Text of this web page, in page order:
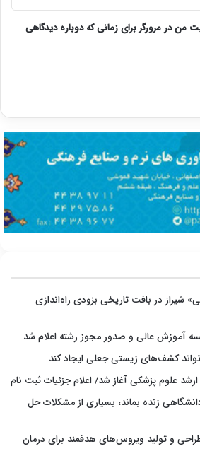
من در مرورگر برای زمانی که دوباره دیدگاهی
شیراز در بافت تاریخی بزودی راه‌اندازی
آموزش عالی و صدور مجوز رشته اعلام شد
کشف‌های زیستی جعلی ایجاد کند
علوم پزشکی آغاز شد/ اعلام جزئیات ثبت نام
زنده بماند، بسیاری از مشکلات حل
و تولید ویروس‌های هدفمند برای درمان